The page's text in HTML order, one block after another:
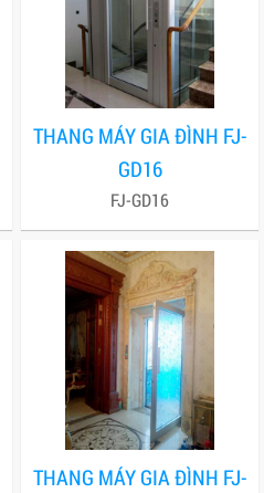
THANG MÁY GIA ĐÌNH FJ-
GD16
FJ-GD16
THANG MÁY GIA ĐÌNH FJ-